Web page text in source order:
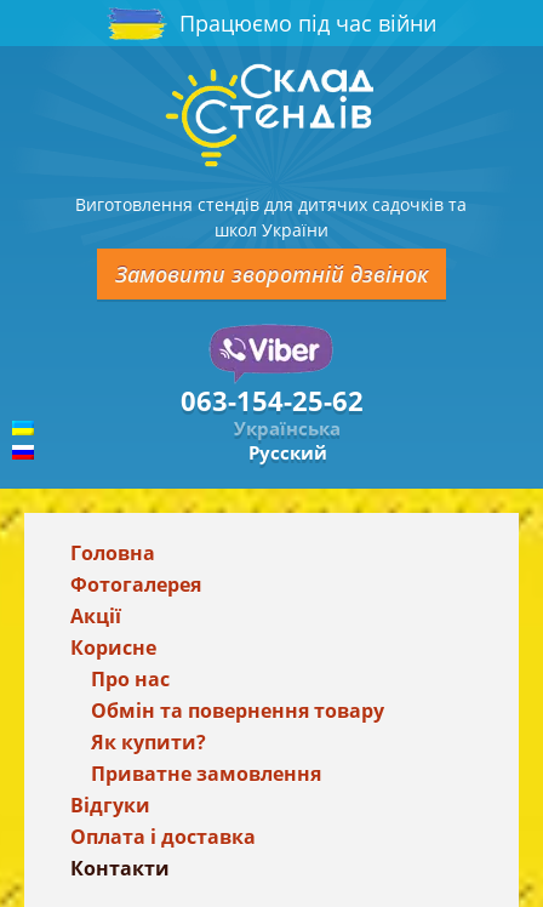
Працюємо під час війни
Виготовлення стендів для дитячих садочків та
школ України
Замовити зворотній дзвінок
063-154-25-62
Українська
Русский
Головна
Фотогалерея
Акції
Корисне
Про нас
Обмін та повернення товару
Як купити?
Приватне замовлення
Відгуки
Оплата і доставка
Контакти